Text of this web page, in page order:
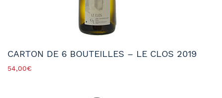
CARTON DE 6 BOUTEILLES – LE CLOS 2019
54,00€